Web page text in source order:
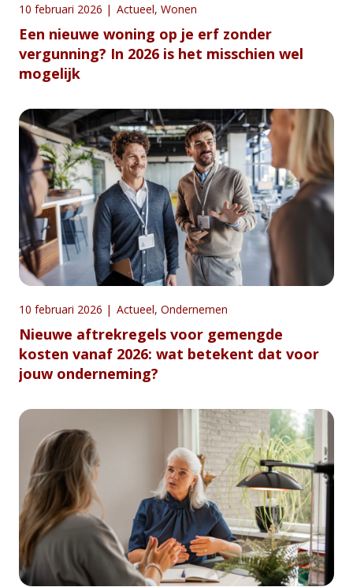
10 februari 2026 | Actueel, Wonen
​Een nieuwe woning op je erf zonder
vergunning? In 2026 is het misschien wel
mogelijk
10 februari 2026 | Actueel, Ondernemen
Nieuwe aftrekregels voor gemengde
kosten vanaf 2026: wat betekent dat voor
jouw onderneming?